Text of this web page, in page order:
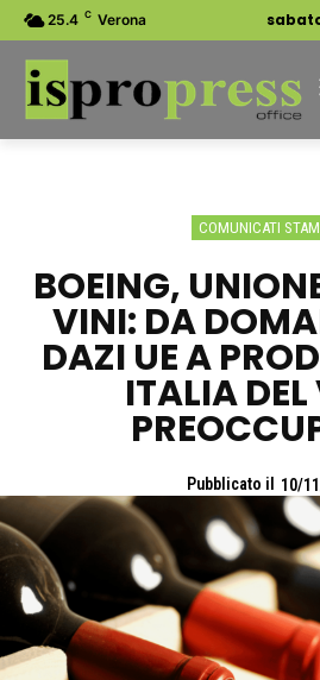
25.4 C Verona
COMUNICATI
BOEING,
VINI: DA
DAZI UE A
ITALIA
Pubblicato il 10/